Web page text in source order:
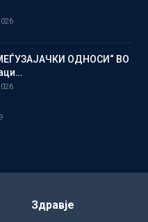
ОДНОСИ“ ВО
Здравје